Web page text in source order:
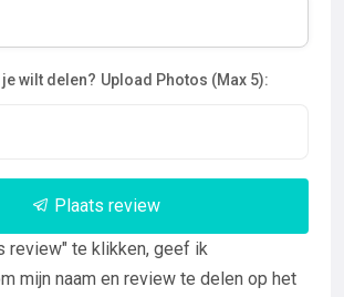
wilt delen? Upload Photos (Max 5):
Plaats review
review" te klikken, geef ik
mijn naam en review te delen op het